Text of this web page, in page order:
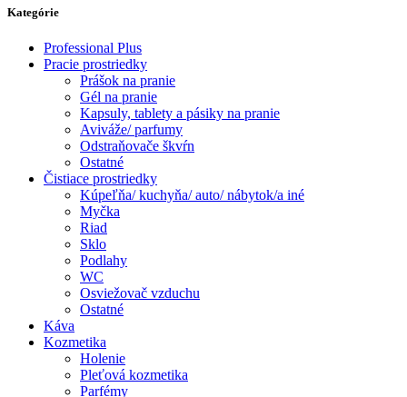
Kategórie
Professional Plus
Pracie prostriedky
Prášok na pranie
Gél na pranie
Kapsuly, tablety a pásiky na pranie
Aviváže/ parfumy
Odstraňovače škvŕn
Ostatné
Čistiace prostriedky
Kúpeľňa/ kuchyňa/ auto/ nábytok/a iné
Myčka
Riad
Sklo
Podlahy
WC
Osviežovač vzduchu
Ostatné
Káva
Kozmetika
Holenie
Pleťová kozmetika
Parfémy